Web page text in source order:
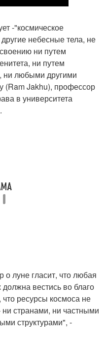
-"космическое
небесные тела, не
ни путем
ни путем
ни любыми другими
(Ram Jakhu), профессор
в университета
луне гласит, что любая
вестись во благо
ресурсы космоса не
странами, ни частными
структурами", -